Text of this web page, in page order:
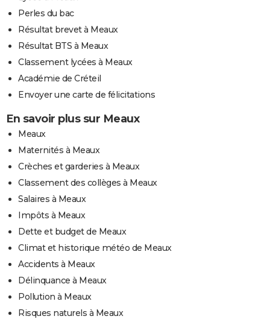
Perles du bac
Résultat brevet à Meaux
Résultat BTS à Meaux
Classement lycées à Meaux
Académie de Créteil
Envoyer une carte de félicitations
En savoir plus sur Meaux
Meaux
Maternités à Meaux
Crèches et garderies à Meaux
Classement des collèges à Meaux
Salaires à Meaux
Impôts à Meaux
Dette et budget de Meaux
Climat et historique météo de Meaux
Accidents à Meaux
Délinquance à Meaux
Pollution à Meaux
Risques naturels à Meaux